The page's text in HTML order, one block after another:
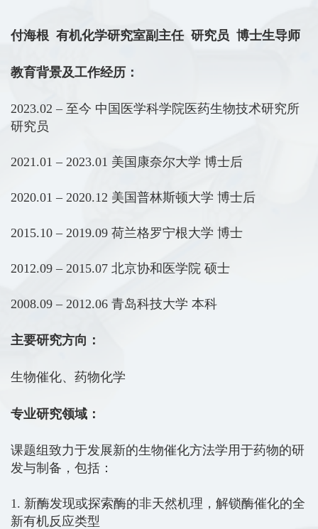
付海根 有机化学研究室副主任 研究员 博士生导师
教育背景及工作经历：
2023.02 – 至今 中国医学科学院医药生物技术研究所
研究员
2021.01 – 2023.01 美国康奈尔大学 博士后
2020.01 – 2020.12 美国普林斯顿大学 博士后
2015.10 – 2019.09 荷兰格罗宁根大学 博士
2012.09 – 2015.07 北京协和医学院 硕士
2008.09 – 2012.06 青岛科技大学 本科
主要研究方向：
生物催化、药物化学
专业研究领域：
课题组致力于发展新的生物催化方法学用于药物的研
发与制备，包括：
1. 新酶发现或探索酶的非天然机理，解锁酶催化的全
新有机反应类型